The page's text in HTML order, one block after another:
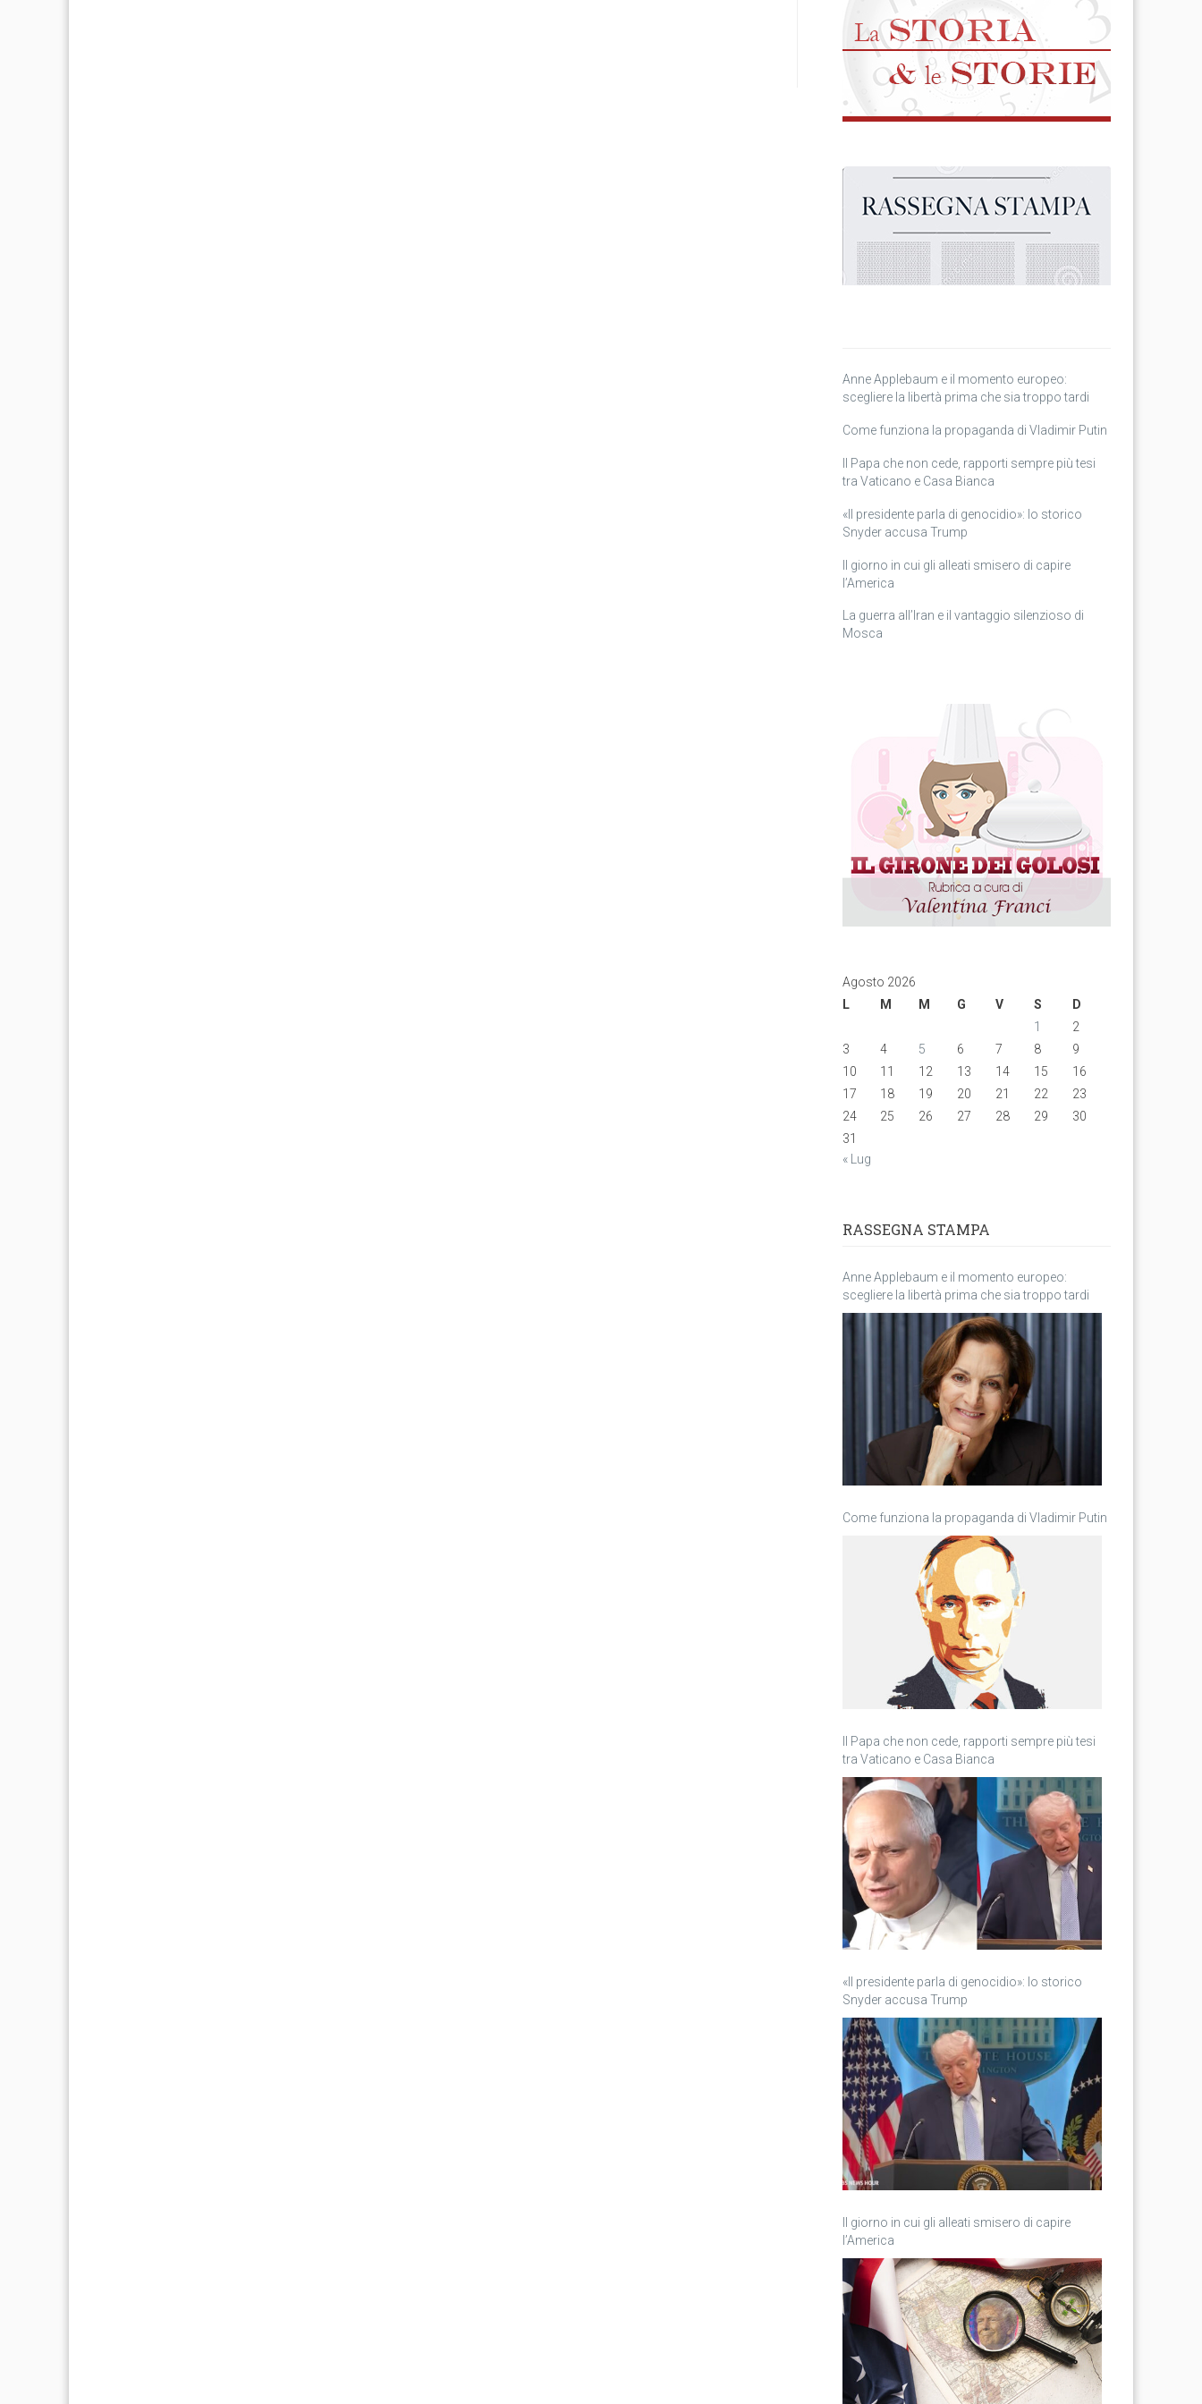
Anne Applebaum e il momento europeo:
scegliere la libertà prima che sia troppo tardi
Come funziona la propaganda di Vladimir Putin
Il Papa che non cede, rapporti sempre più tesi
tra Vaticano e Casa Bianca
«Il presidente parla di genocidio»: lo storico
Snyder accusa Trump
Il giorno in cui gli alleati smisero di capire
l’America
La guerra all’Iran e il vantaggio silenzioso di
Mosca
Agosto 2026
L
M M G V S
D
1
2
3
4 5 6 7 8
9
10
11 12 13 14 15
16
17
18 19 20 21 22
23
24
25 26 27 28 29
30
31
« Lug
RASSEGNA STAMPA
Anne Applebaum e il momento europeo:
scegliere la libertà prima che sia troppo tardi
Come funziona la propaganda di Vladimir Putin
Il Papa che non cede, rapporti sempre più tesi
tra Vaticano e Casa Bianca
«Il presidente parla di genocidio»: lo storico
Snyder accusa Trump
Il giorno in cui gli alleati smisero di capire
l’America